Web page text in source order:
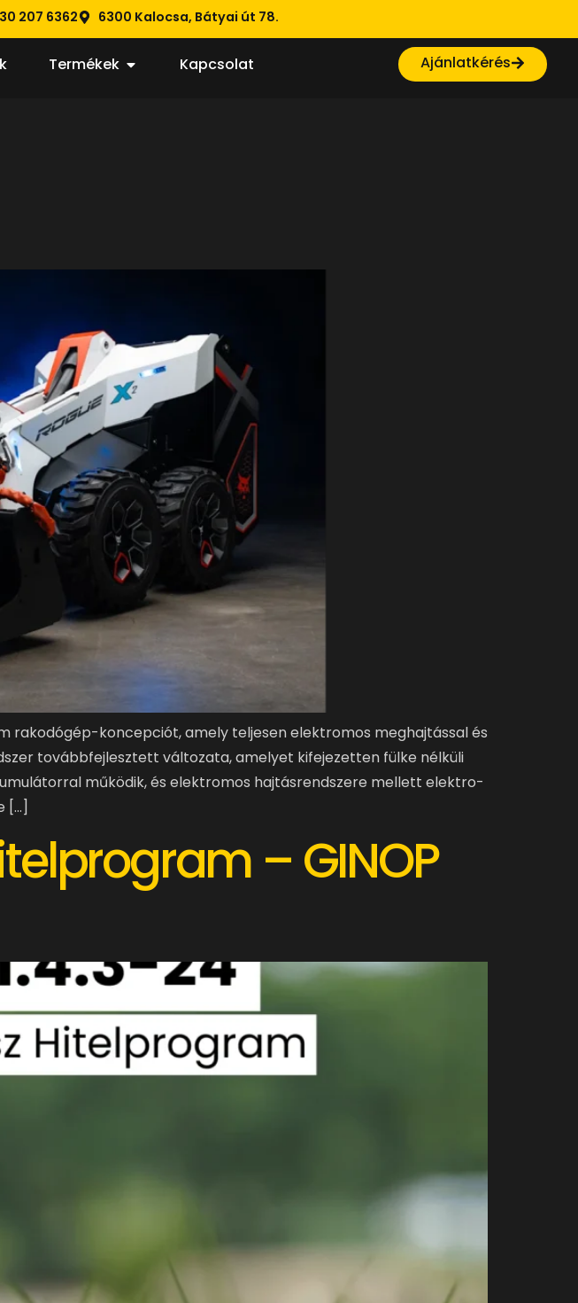
207 6362 6300 Kalocsa, Bátyai út 78.
Termékek Kapcsolat Ajánlatkérés
rakodógép-koncepciót, amely teljesen elektromos meghajtással és
továbbfejlesztett változata, amelyet kifejezetten fülke nélküli
működik, és elektromos hajtásrendszere mellett elektro-
[…]
– GINOP